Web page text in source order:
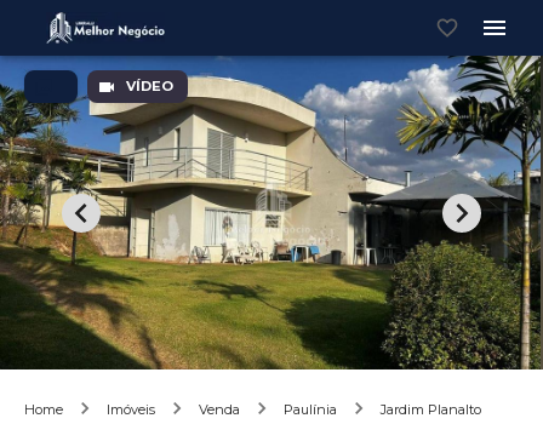
VÍDEO
Home Imóveis Venda Paulínia
Jardim Planalto